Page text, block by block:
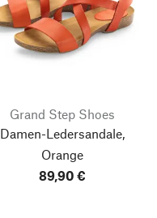
Grand Step Shoes
Damen-Ledersandale,
Orange
89,90 €